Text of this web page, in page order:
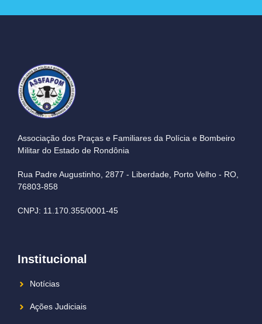
Associação dos Praças e Familiares da Polícia e Bombeiro
Militar do Estado de Rondônia
Rua Padre Augustinho, 2877 - Liberdade, Porto Velho - RO,
76803-858
CNPJ: 11.170.355/0001-45
Institucional
Notícias
Ações Judiciais